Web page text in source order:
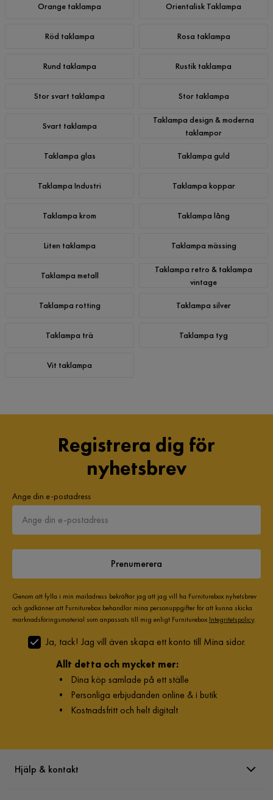
Orange taklampa Orientalisk Taklampa
Röd taklampa Rosa taklampa
Rund taklampa Rustik taklampa
Stor svart taklampa Stor taklampa
Svart taklampa
Taklampa design & moderna
taklampor
Taklampa glas Taklampa guld
Taklampa Industri Taklampa koppar
Taklampa krom Taklampa lång
Liten taklampa Taklampa mässing
Taklampa metall
Taklampa retro & taklampa
vintage
Taklampa rotting Taklampa silver
Taklampa trä Taklampa tyg
Vit taklampa
Registrera dig för
nyhetsbrev
Ange din e-postadress
Prenumerera
Genom att fylla i min mailadress bekräftar jag att jag vill ha Furniturebox nyhetsbrev
och godkänner att Furniturebox behandlar mina personuppgifter för att kunna skicka
marknadsföringsmaterial som anpassats till mig enligt Furniturebox Integritetspolicy.
Ja, tack! Jag vill även skapa ett konto till Mina sidor.
Allt detta och mycket mer:
• Dina köp samlade på ett ställe
• Personliga erbjudanden online & i butik
• Kostnadsfritt och helt digitalt
Hjälp & kontakt